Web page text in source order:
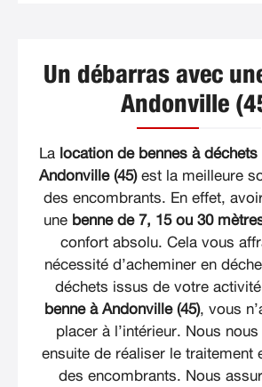
Un débarras avec
Andonville
La location de bennes à
Andonville (45)est la meilleure
des encombrants. En effet,
une benne de 7, 15 ou 30
confort absolu. Cela vous
nécessité d’acheminer en
déchets issus de votre
benne à Andonville (45), vous
placer à l’intérieur. Nous
ensuite de réaliser le traitement
des encombrants. Nous